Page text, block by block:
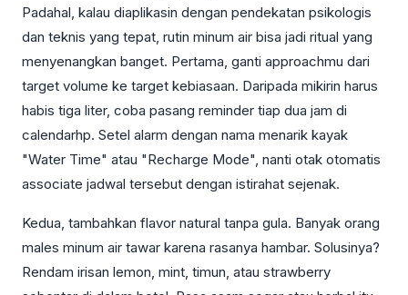
Padahal, kalau diaplikasin dengan pendekatan psikologis
dan teknis yang tepat, rutin minum air bisa jadi ritual yang
menyenangkan banget. Pertama, ganti approachmu dari
target volume ke target kebiasaan. Daripada mikirin harus
habis tiga liter, coba pasang reminder tiap dua jam di
calendarhp. Setel alarm dengan nama menarik kayak
"Water Time" atau "Recharge Mode", nanti otak otomatis
associate jadwal tersebut dengan istirahat sejenak.
Kedua, tambahkan flavor natural tanpa gula. Banyak orang
males minum air tawar karena rasanya hambar. Solusinya?
Rendam irisan lemon, mint, timun, atau strawberry